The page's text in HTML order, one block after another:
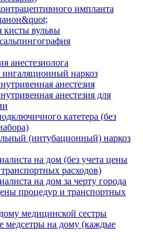
импланта
кисты вульвы
анестезиолога
наркоз
анестезия
анестезия для
катетера (без
(интубационный) наркоз
на дом (без учета цены
расходов)
на дом за черту города
процедур и транспортных
медицинской сестры
медсетры на дому (каждые